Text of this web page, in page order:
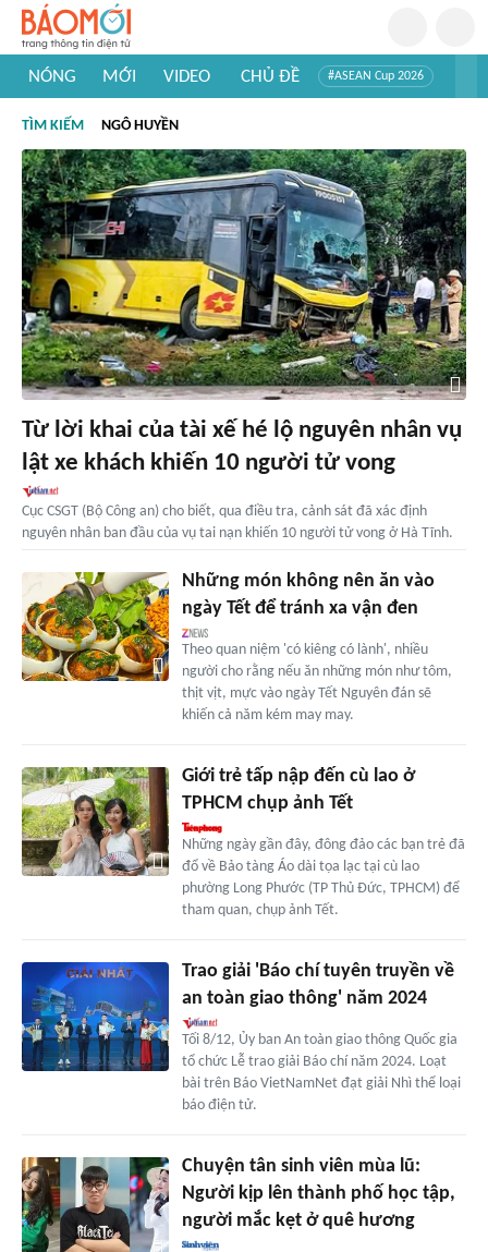
NÓNG MỚI VIDEO CHỦ ĐỀ #ASEAN Cup 2026
#Khám phá thế giới
TÌM KIẾM NGÔ HUYỀN
Từ lời khai của tài xế hé lộ nguyên nhân vụ
lật xe khách khiến 10 người tử vong
Cục CSGT (Bộ Công an) cho biết, qua điều tra, cảnh sát đã xác định
nguyên nhân ban đầu của vụ tai nạn khiến 10 người tử vong ở Hà Tĩnh.
Những món không nên ăn vào
ngày Tết để tránh xa vận đen
Theo quan niệm 'có kiêng có lành', nhiều
người cho rằng nếu ăn những món như tôm,
thịt vịt, mực vào ngày Tết Nguyên đán sẽ
khiến cả năm kém may may.
Giới trẻ tấp nập đến cù lao ở
TPHCM chụp ảnh Tết
Những ngày gần đây, đông đảo các bạn trẻ đã
đổ về Bảo tàng Áo dài tọa lạc tại cù lao
phường Long Phước (TP Thủ Đức, TPHCM) để
tham quan, chụp ảnh Tết.
Trao giải 'Báo chí tuyên truyền về
an toàn giao thông' năm 2024
Tối 8/12, Ủy ban An toàn giao thông Quốc gia
tổ chức Lễ trao giải Báo chí năm 2024. Loạt
bài trên Báo VietNamNet đạt giải Nhì thể loại
báo điện tử.
Chuyện tân sinh viên mùa lũ:
Người kịp lên thành phố học tập,
người mắc kẹt ở quê hương